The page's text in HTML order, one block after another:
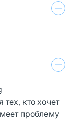
кто хочет
проблему